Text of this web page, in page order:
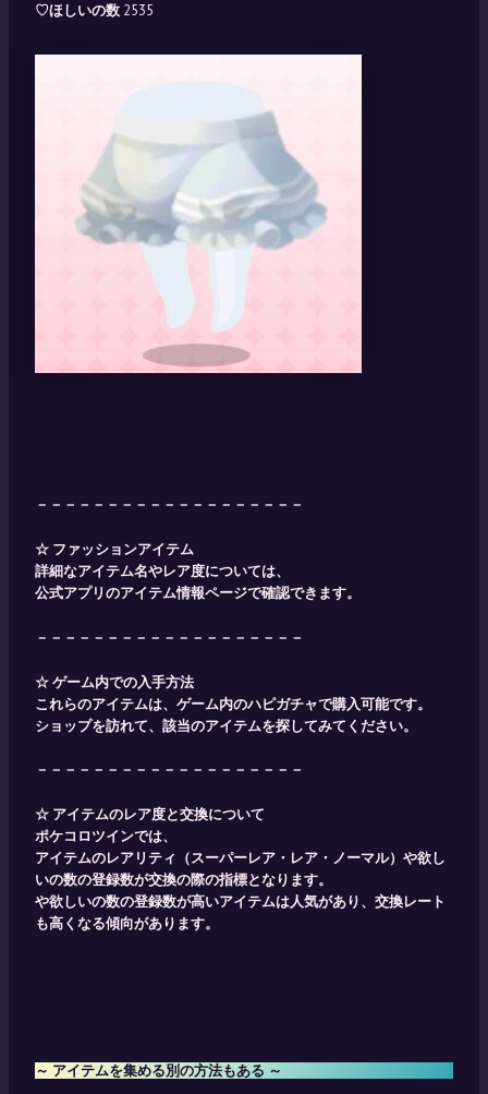
♡ほしいの数 2535
－－－－－－－－－－－－－－－－－－－
☆ ファッションアイテム
詳細なアイテム名やレア度については、
公式アプリのアイテム情報ページで確認できます。
－－－－－－－－－－－－－－－－－－－
☆ ゲーム内での入手方法
これらのアイテムは、ゲーム内のハピガチャで購入可能です。​
ショップを訪れて、該当のアイテムを探してみてください。
－－－－－－－－－－－－－－－－－－－
☆ アイテムのレア度と交換について
ポケコロツインでは、
アイテムのレアリティ（スーパーレア・レア・ノーマル）や欲し
いの数の登録数が交換の際の指標となります。
や欲しいの数の登録数が高いアイテムは人気があり、交換レート
も高くなる傾向があります。 ​
～ アイテムを集める別の方法もある ～